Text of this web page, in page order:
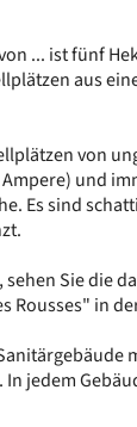
... ist fünf
aus
von
und
Es sind
Sie die
Rousses" in
jedem